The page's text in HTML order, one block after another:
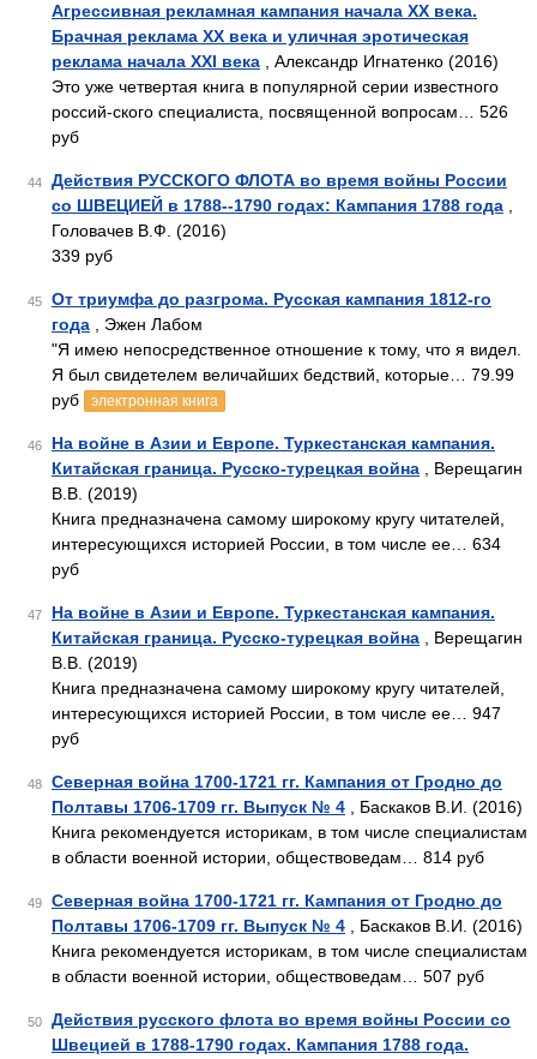
Агрессивная рекламная кампания начала XX века.
Брачная реклама XX века и уличная эротическая
реклама начала XXI века , Александр Игнатенко (2016)
Это уже четвертая книга в популярной серии известного
россий-ского специалиста, посвященной вопросам… 526
руб
44
Действия РУССКОГО ФЛОТА во время войны России
со ШВЕЦИЕЙ в 1788--1790 годах: Кампания 1788 года
Головачев В.Ф. (2016)
339 руб
45
От триумфа до разгрома. Русская кампания 1812-го
года , Эжен Лабом
"Я имею непосредственное отношение к тому, что я видел.
Я был свидетелем величайших бедствий, которые… 79.99
руб
электронная книга
46
На войне в Азии и Европе. Туркестанская кампания.
Китайская граница. Русско-турецкая война , Верещагин
В.В. (2019)
Книга предназначена самому широкому кругу читателей,
интересующихся историей России, в том числе ее… 634
руб
47
На войне в Азии и Европе. Туркестанская кампания.
Китайская граница. Русско-турецкая война , Верещагин
В.В. (2019)
Книга предназначена самому широкому кругу читателей,
интересующихся историей России, в том числе ее… 947
руб
48
Северная война 1700-1721 гг. Кампания от Гродно до
Полтавы 1706-1709 гг. Выпуск № 4 , Баскаков В.И. (2016)
Книга рекомендуется историкам, в том числе специалистам
в области военной истории, обществоведам… 814 руб
49
Северная война 1700-1721 гг. Кампания от Гродно до
Полтавы 1706-1709 гг. Выпуск № 4 , Баскаков В.И. (2016)
Книга рекомендуется историкам, в том числе специалистам
в области военной истории, обществоведам… 507 руб
50
Действия русского флота во время войны России со
Швецией в 1788-1790 годах. Кампания 1788 года.